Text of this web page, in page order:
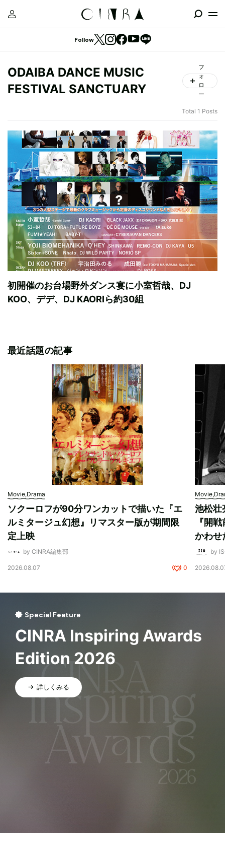
Follow
ODAIBA DANCE MUSIC
FESTIVAL SANCTUARY
フ
ォ
ロ
ー
Total 1 Posts
初開催のお台場野外ダンス宴に小室哲哉、DJ
KOO、デデ、DJ KAORIら約30組
最近話題の記事
Movie,Drama
ソクーロフが90分ワンカットで描いた『エ
ルミタージュ幻想』リマスター版が期間限
定上映
by CINRA編集部
2026.08.07 0
池松壮
『開
かわせ
by
Special Feature
CINRA Inspiring Awards
Edition 2026
詳しくみる